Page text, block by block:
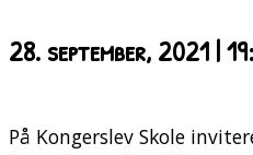
28. september, 2021 |
På Kongerslev Skole